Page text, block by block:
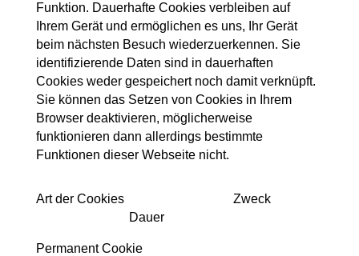
Funktion. Dauerhafte Cookies verbleiben auf
Ihrem Gerät und ermöglichen es uns, Ihr Gerät
beim nächsten Besuch wiederzuerkennen. Sie
identifizierende Daten sind in dauerhaften
Cookies weder gespeichert noch damit verknüpft.
Sie können das Setzen von Cookies in Ihrem
Browser deaktivieren, möglicherweise
funktionieren dann allerdings bestimmte
Funktionen dieser Webseite nicht.
Art der Cookies Zweck
Dauer
Permanent Cookie